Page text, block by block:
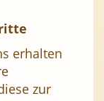
erhalten
zur